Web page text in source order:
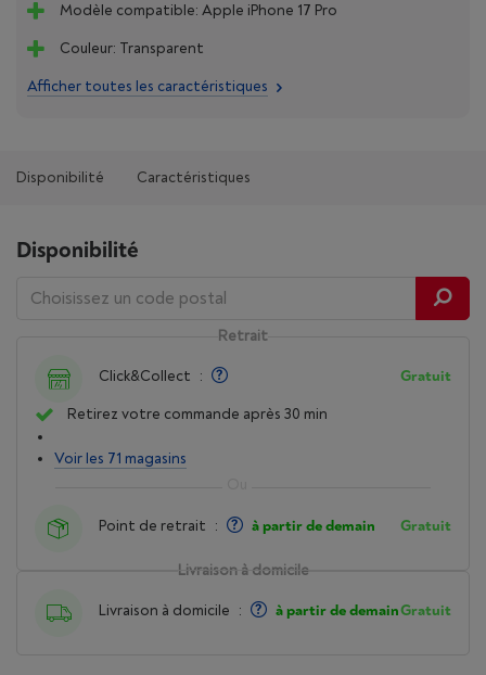
Modèle compatible: Apple iPhone 17 Pro
Couleur: Transparent
Afficher toutes les caractéristiques
Disponibilité Caractéristiques
Disponibilité
Livraison à domicile
Livraison à domicile : à partir de demainGratuit
Retrait
Click&Collect : Gratuit
Retirez votre commande après 30 min
Voir les 71 magasins
Point de retrait : à partir de demain Gratuit